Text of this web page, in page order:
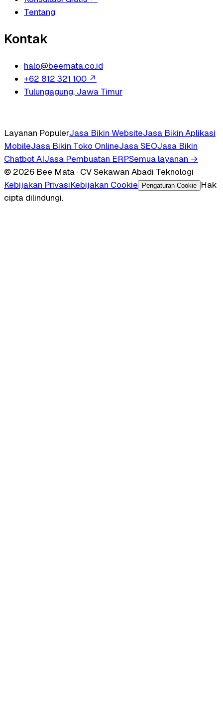
Tentang
Kontak
halo@beemata.co.id
+62 812 321 100 ↗
Tulungagung, Jawa Timur
Layanan PopulerJasa Bikin WebsiteJasa Bikin Aplikasi
MobileJasa Bikin Toko OnlineJasa SEOJasa Bikin
Chatbot AIJasa Pembuatan ERPSemua layanan →
© 2026 Bee Mata · CV Sekawan Abadi Teknologi
Kebijakan PrivasiKebijakan Cookie Pengaturan Cookie
Hak
cipta dilindungi.